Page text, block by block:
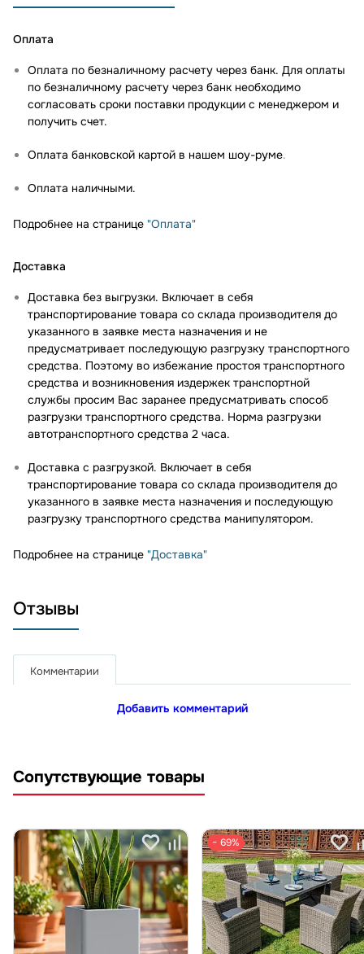
Оплата
Оплата по безналичному расчету через банк. Для оплаты
по безналичному расчету через банк необходимо
согласовать сроки поставки продукции с менеджером и
получить счет.
Оплата банковской картой в нашем шоу-руме.
Оплата наличными.
Подробнее на странице "Оплата"
Доставка
Доставка без выгрузки. Включает в себя
транспортирование товара со склада производителя до
указанного в заявке места назначения и не
предусматривает последующую разгрузку транспортного
средства. Поэтому во избежание простоя транспортного
средства и возникновения издержек транспортной
службы просим Вас заранее предусматривать способ
разгрузки транспортного средства. Норма разгрузки
автотранспортного средства 2 часа.
Доставка с разгрузкой. Включает в себя
транспортирование товара со склада производителя до
указанного в заявке места назначения и последующую
разгрузку транспортного средства манипулятором.
Подробнее на странице "Доставка"
Отзывы
Комментарии
Добавить комментарий
Сопутствующие товары
− 69%